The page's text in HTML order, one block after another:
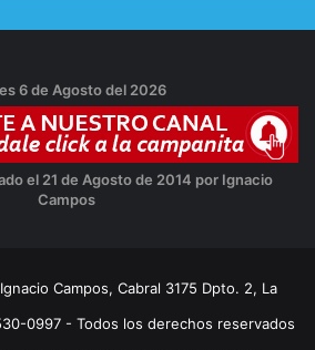
6 de Agosto del 2026
el 21 de Agosto de 2014 por Ignacio
Campos
Campos, Cabral 3175 Dpto. 2, La
0997 - Todos los derechos reservados